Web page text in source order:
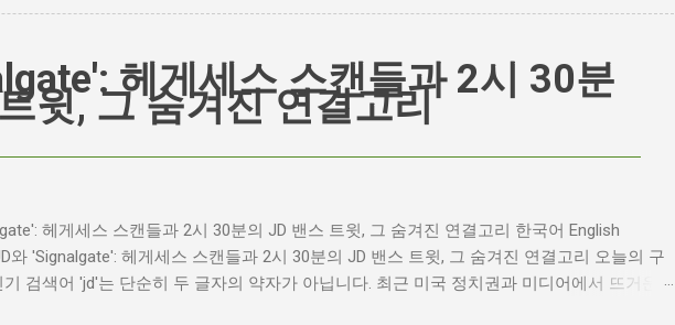
씨 최근 몇 주 동안 영화계는 마고 로비의 <폭풍의 언덕> 리메이크 소식으로 뜨거웠습니다.
엘로디의 이미지가 원작 속 히스클리프와는 다소 거리가 있다는 의견을 제시하며 캐스팅
불붙었습니다. 마고 로비는 캐스팅에 대한 비판에 대해 "기다려 보세요. 믿으세요. 분명 만
"라며 자신감을 드러냈지만, 논란은 쉽게 가라앉지 않았습니다. 최대100%세일 오늘의 특가
코 우연이 아닙니다. 그는 '메소드 연기'의 극한을 보여주는 배우로서, 맡는 역할마다 완벽하
제 인물과 구분이 어려울 정도의 연기를 선보였습니다. <나의 왼발>에서는 뇌성마비 장애
윌 비 블러드>에서는 탐욕스...
헤게세스 스캔들과 2시 30분
윗, 그 숨겨진 연결고리
헤게세스 스캔들과 2시 30분의 JD 밴스 트윗, 그 숨겨진 연결고리 한국어 English
와 'Signalgate': 헤게세스 스캔들과 2시 30분의 JD 밴스 트윗, 그 숨겨진 연결고리 오늘의 구
검색어 'jd'는 단순히 두 글자의 약자가 아닙니다. 최근 미국 정치권과 미디어에서 뜨거운